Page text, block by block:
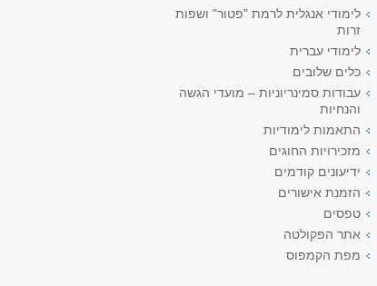
לימודי אנגלית לרמת "פטור" ושפות
זרות
לימודי עברית
כלים שלובים
עבודות סמינריוניות – מועדי הגשה
והנחיות
התאמות לימודיות
מזכירויות החוגים
ידיעונים קודמים
הזמנת אישורים
טפסים
אתר הפקולטה
מפת הקמפוס